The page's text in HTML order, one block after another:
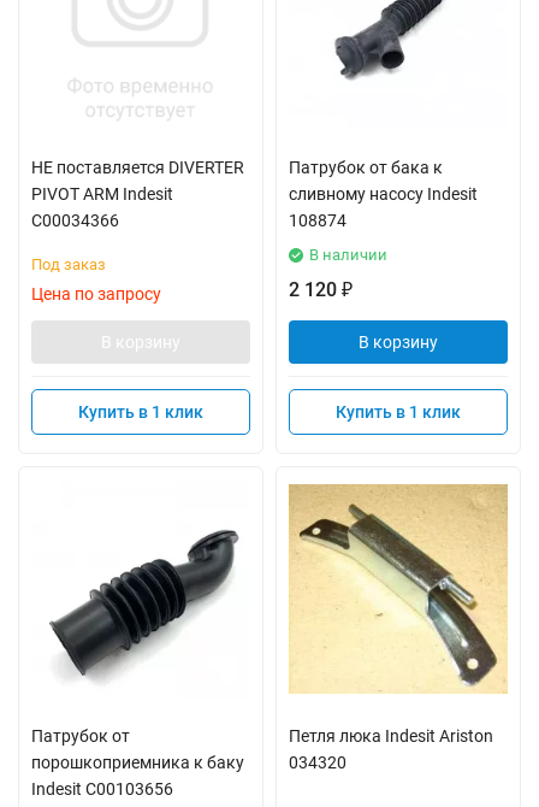
НЕ поставляется DIVERTER
PIVOT ARM Indesit
C00034366
Под заказ
Цена по запросу
В корзину
Купить в 1 клик
Патрубок от бака к
сливному насосу Indesit
108874
В наличии
2 120 ₽
В корзину
Купить в 1 клик
Патрубок от
порошкоприемника к баку
Indesit C00103656
Петля люка Indesit Ariston
034320